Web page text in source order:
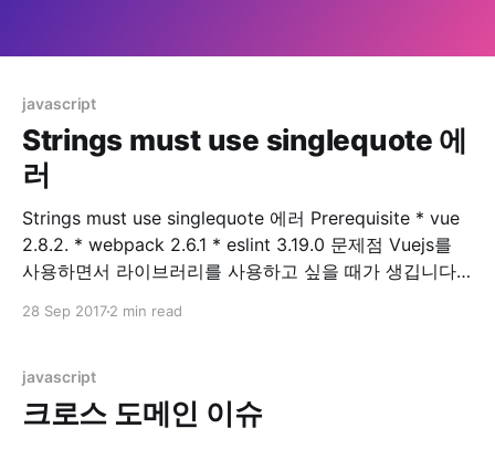
javascript
Strings must use singlequote 에
러
Strings must use singlequote 에러 Prerequisite * vue
2.8.2. * webpack 2.6.1 * eslint 3.19.0 문제점 Vuejs를
사용하면서 라이브러리를 사용하고 싶을 때가 생깁니다.
GitHub - vuejs/awesome-vue: A curated list of
28 Sep 20172 min read
javascript
크로스 도메인 이슈